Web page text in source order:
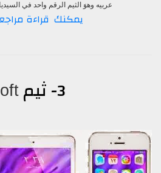
عربيه وهوَ الثيم الرقم واحد في
يمكنك قراءة
3- ثيم